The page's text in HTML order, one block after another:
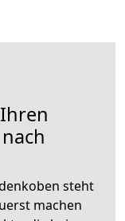
steht
machen